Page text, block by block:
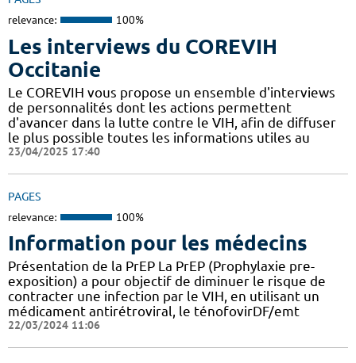
relevance: 100%
Les interviews du COREVIH
Occitanie
Le COREVIH vous propose un ensemble d'interviews
de personnalités dont les actions permettent
d'avancer dans la lutte contre le VIH, afin de diffuser
le plus possible toutes les informations utiles au
23/04/2025 17:40
PAGES
relevance: 100%
Information pour les médecins
Présentation de la PrEP La PrEP (Prophylaxie pre-
exposition) a pour objectif de diminuer le risque de
contracter une infection par le VIH, en utilisant un
médicament antirétroviral, le ténofovirDF/emt
22/03/2024 11:06